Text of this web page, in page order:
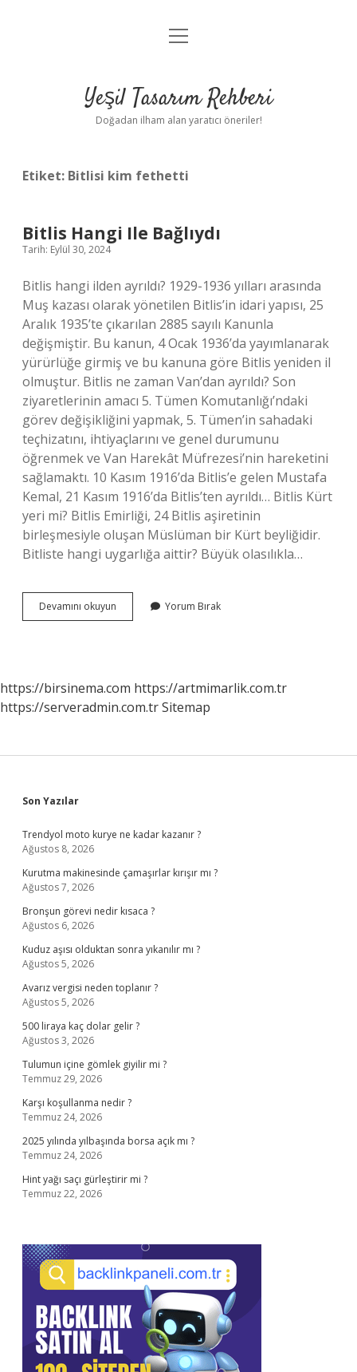
Anasayfa
Yasal Uyarı
menüyü
Yeşil Tasarım Rehberi
Doğadan ilham alan yaratıcı öneriler!
Etiket: Bitlisi kim fethetti
Bitlis Hangi Ile Bağlıydı
Tarih: Eylül 30, 2024
Bitlis hangi ilden ayrıldı? 1929-1936 yılları arasında
Muş kazası olarak yönetilen Bitlis’in idari yapısı, 25
Aralık 1935’te çıkarılan 2885 sayılı Kanunla
değişmiştir. Bu kanun, 4 Ocak 1936’da yayımlanarak
yürürlüğe girmiş ve bu kanuna göre Bitlis yeniden il
olmuştur. Bitlis ne zaman Van’dan ayrıldı? Son
ziyaretlerinin amacı 5. Tümen Komutanlığı’ndaki
görev değişikliğini yapmak, 5. Tümen’in sahadaki
teçhizatını, ihtiyaçlarını ve genel durumunu
öğrenmek ve Van Harekât Müfrezesi’nin hareketini
sağlamaktı. 10 Kasım 1916’da Bitlis’e gelen Mustafa
Kemal, 21 Kasım 1916’da Bitlis’ten ayrıldı… Bitlis Kürt
yeri mi? Bitlis Emirliği, 24 Bitlis aşiretinin
birleşmesiyle oluşan Müslüman bir Kürt beyliğidir.
Bitliste hangi uygarlığa aittir? Büyük olasılıkla…
Devamını okuyun
Hangi
Yorum Bırak
https://birsinema.com https://artmimarlik.com.tr
https://serveradmin.com.trSitemap
Sidebar
Son Yazılar
Trendyol moto kurye ne kadar kazanır ?
Ağustos 8, 2026
Kurutma makinesinde çamaşırlar kırışır mı ?
Ağustos 7, 2026
Bronşun görevi nedir kısaca ?
Ağustos 6, 2026
Kuduz aşısı olduktan sonra yıkanılır mı ?
Ağustos 5, 2026
Avarız vergisi neden toplanır ?
Ağustos 5, 2026
500 liraya kaç dolar gelir ?
Ağustos 3, 2026
Tulumun içine gömlek giyilir mi ?
Temmuz 29, 2026
Karşı koşullanma nedir ?
Temmuz 24, 2026
2025 yılında yılbaşında borsa açık mı ?
Temmuz 24, 2026
Hint yağı saçı gürleştirir mi ?
Temmuz 22, 2026